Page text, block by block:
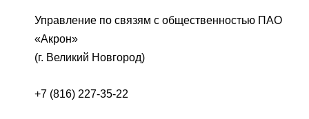
Управление по связям с общественностью ПАО
«Акрон»
(г. Великий Новгород)
+7 (816) 227-35-22